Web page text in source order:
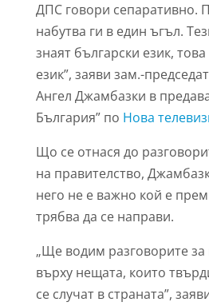
ДПС говори сепаративно.
набутва ги в един ъгъл.
знаят български език,
език”, заяви зам.-
Ангел Джамбазки в
България” по Нова
Що се отнася до
на правителство,
него не е важно кой е
трябва да се направи.
„Ще водим разговорите за
върху нещата, които
се случат в страната”,